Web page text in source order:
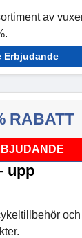
av
Erbjudande
RABATT
upp
och